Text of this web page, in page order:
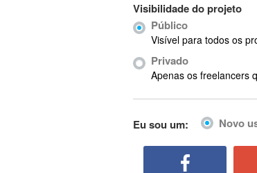
ABIS
AbleCommerce
Ableton Live
Abstract Window Toolkit
Visibilidade do projeto
Público
Visível para todos os
Privado
Apenas os freelancers
Eu sou um: Novo